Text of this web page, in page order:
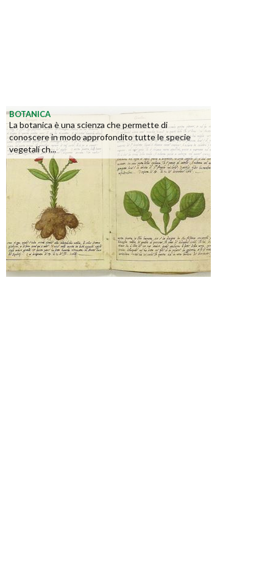
BOTANICA
La botanica è una scienza che permette di
conoscere in modo approfondito tutte le specie
vegetali ch...